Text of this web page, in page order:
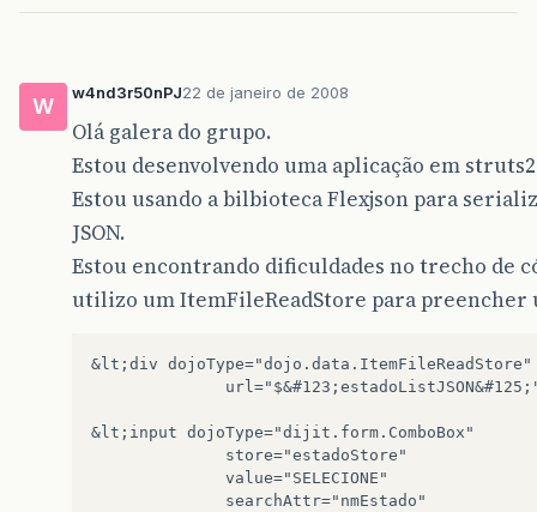
W
w4nd3r50nPJ22 de janeiro de 2008
Olá galera do grupo.
Estou desenvolvendo uma aplicação em
Estou usando a bilbioteca Flexjson para
JSON.
Estou encontrando dificuldades no trecho de
utilizo um ItemFileReadStore para preencher
&lt;div
&lt;input dojoType="dijit.form.ComboBox"
              store="estadoStore"
              value="SELECIONE"
              searchAttr="nmEstado"